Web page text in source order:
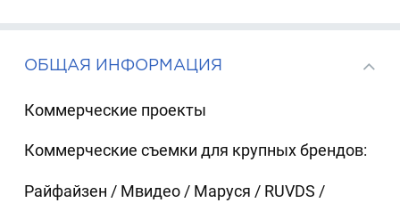
ОБЩАЯ ИНФОРМАЦИЯ
Коммерческие проекты
Коммерческие съемки для крупных брендов:
Райфайзен / Мвидео / Маруся / RUVDS /